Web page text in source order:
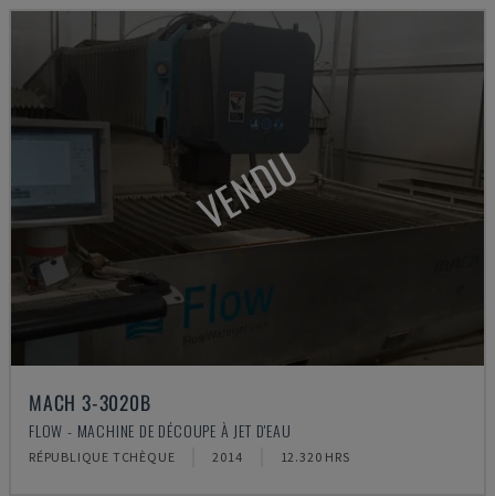
VENDU
MACH 3-3020B
FLOW - MACHINE DE DÉCOUPE À JET D'EAU
RÉPUBLIQUE TCHÈQUE 2014 12.320 HRS